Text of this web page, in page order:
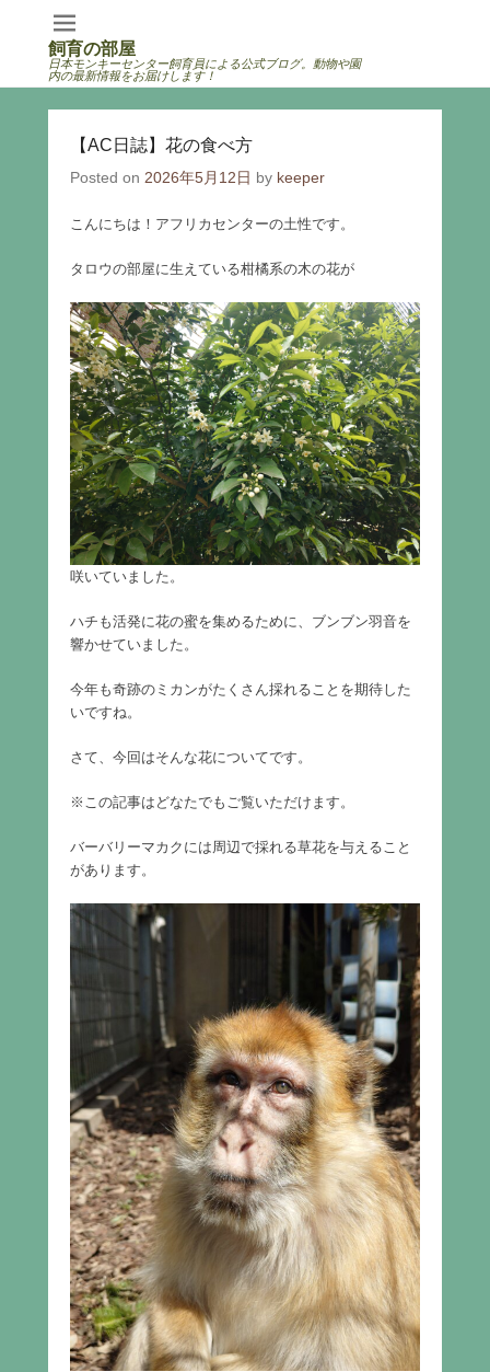
飼育の部屋
日本モンキーセンター飼育員による公式ブログ。動物や園
内の最新情報をお届けします！
【AC日誌】花の食べ方
Posted on 2026年5月12日 by keeper
こんにちは！アフリカセンターの土性です。
タロウの部屋に生えている柑橘系の木の花が
咲いていました。
ハチも活発に花の蜜を集めるために、ブンブン羽音を
響かせていました。
今年も奇跡のミカンがたくさん採れることを期待した
いですね。
さて、今回はそんな花についてです。
※この記事はどなたでもご覧いただけます。
バーバリーマカクには周辺で採れる草花を与えること
があります。